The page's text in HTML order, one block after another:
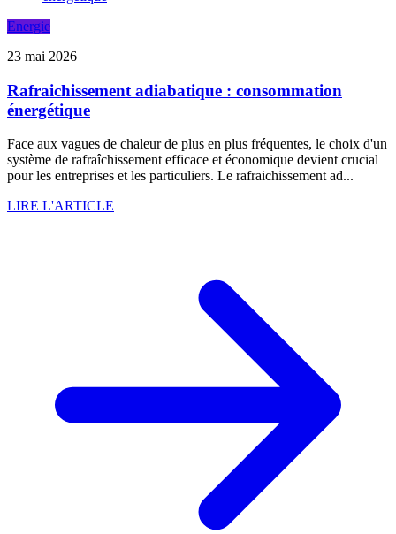
Energie
23 mai 2026
Rafraichissement adiabatique : consommation
énergétique
Face aux vagues de chaleur de plus en plus fréquentes, le choix d'un
système de rafraîchissement efficace et économique devient crucial
pour les entreprises et les particuliers. Le rafraichissement ad...
LIRE L'ARTICLE